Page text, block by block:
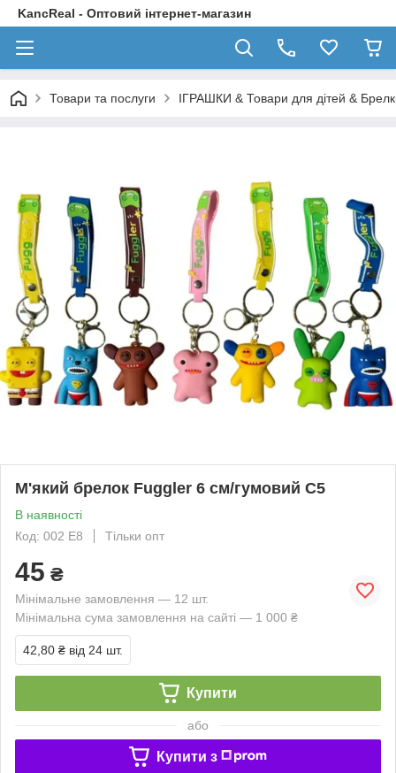
KancReal - Оптовий інтернет-магазин
Товари та послуги ІГРАШКИ & Товари для дітей &
М'який брелок Fuggler 6 см/гумовий C5
В наявності
Код: 002 E8
Тільки опт
45 ₴
Мінімальне замовлення — 12 шт.
Мінімальна сума замовлення на сайті — 1 000 ₴
42,80 ₴ від 24 шт.
Купити
або
Купити з